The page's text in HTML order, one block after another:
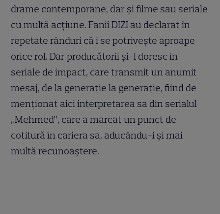
drame contemporane, dar și filme sau seriale
cu multă acțiune. Fanii DIZI au declarat în
repetate rânduri că i se potrivește aproape
orice rol. Dar producătorii și-l doresc în
seriale de impact, care transmit un anumit
mesaj, de la generație la generație, fiind de
menționat aici interpretarea sa din serialul
„Mehmed”, care a marcat un punct de
cotitură în cariera sa, aducându-i și mai
multă recunoaștere.